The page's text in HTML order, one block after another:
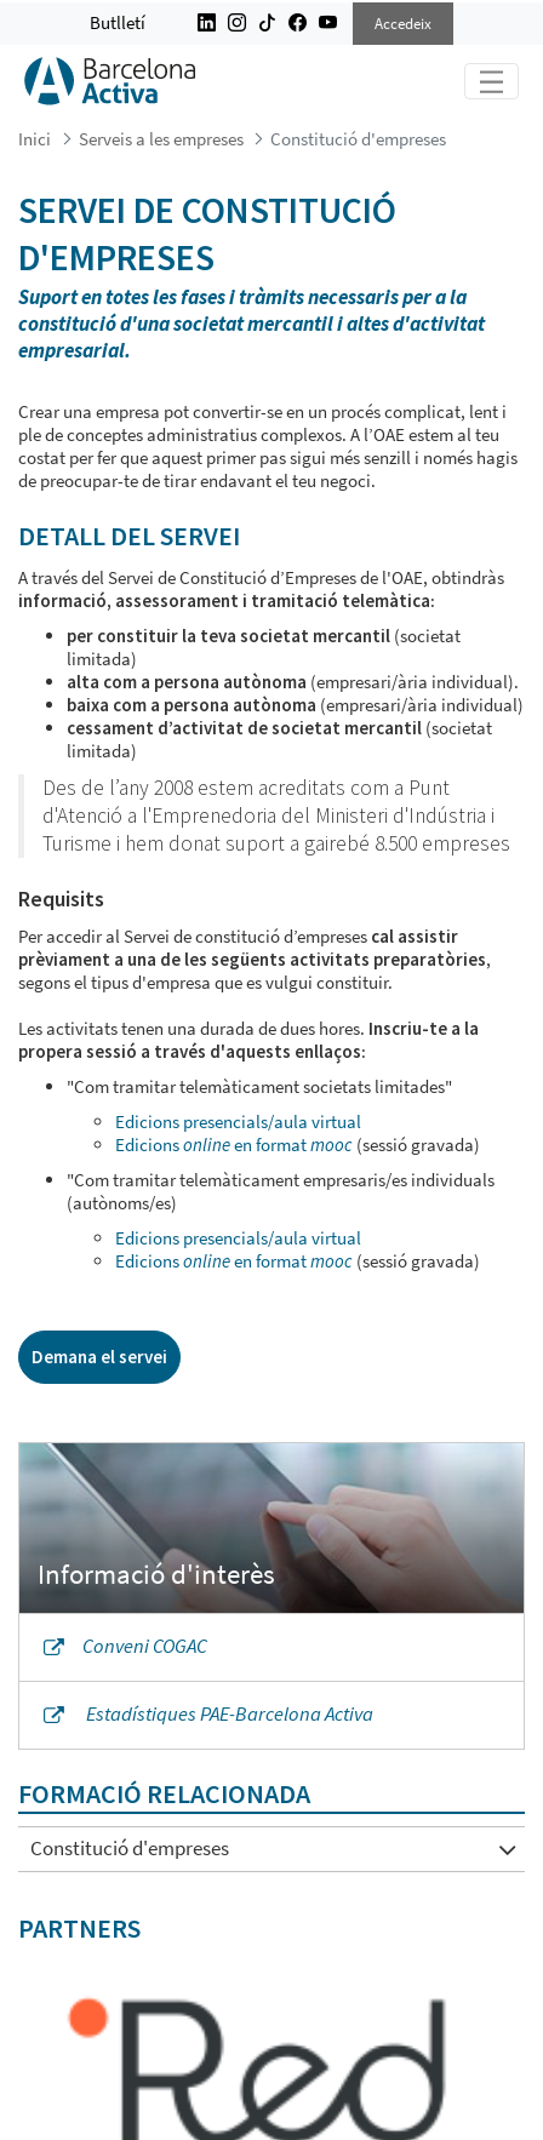
CONSTITUCIÓ D&#39;EMPRESES
Butlletí Accedeix
Inici Serveis a les empreses Constitució d'empreses
SERVEI DE CONSTITUCIÓ
D'EMPRESES
Suport en totes les fases i tràmits necessaris per a la
constitució d'una societat mercantil i altes d'activitat
empresarial.
Crear una empresa pot convertir-se en un procés complicat, lent i
ple de conceptes administratius complexos. A l’OAE estem al teu
costat per fer que aquest primer pas sigui més senzill i només hagis
de preocupar-te de tirar endavant el teu negoci.
DETALL DEL SERVEI
A través del Servei de Constitució d’Empreses de l'OAE, obtindràs
informació, assessorament i tramitació telemàtica:
per constituir la teva societat mercantil (societat
limitada)
alta com a persona autònoma (empresari/ària individual).
baixa com a persona autònoma (empresari/ària individual)
cessament d’activitat de societat mercantil (societat
limitada)
Des de l’any 2008 estem acreditats com a Punt
d'Atenció a l'Emprenedoria del Ministeri d'Indústria i
Turisme i hem donat suport a gairebé 8.500 empreses
Requisits
Per accedir al Servei de constitució d’empreses cal assistir
prèviament a una de les següents activitats preparatòries,
segons el tipus d'empresa que es vulgui constituir.
Les activitats tenen una durada de dues hores. Inscriu-te a la
propera sessió a través d'aquests enllaços:
"Com tramitar telemàticament societats limitades"
Edicions presencials/aula virtual
Edicionsonlineen formatmooc (sessió gravada)
"Com tramitar telemàticament empresaris/es individuals
(autònoms/es)
Edicions presencials/aula virtual
Edicionsonlineen formatmooc (sessió gravada)
Demana el servei
Conveni COGAC
Estadístiques PAE-Barcelona Activa
FORMACIÓ RELACIONADA
Constitució d'empreses
PARTNERS